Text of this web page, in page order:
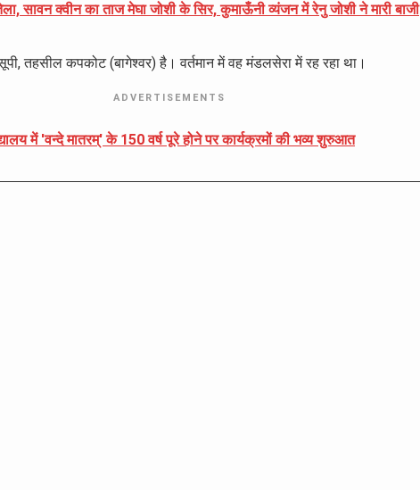
सावन क्वीन का ताज मेघा जोशी के सिर, कुमाऊँनी व्यंजन में रेनु जोशी ने मारी बाजी
तहसील कपकोट (बागेश्वर) है। वर्तमान में वह मंडलसेरा में रह रहा था।
ADVERTISEMENTS
में 'वन्दे मातरम्' के 150 वर्ष पूरे होने पर कार्यक्रमों की भव्य शुरुआत